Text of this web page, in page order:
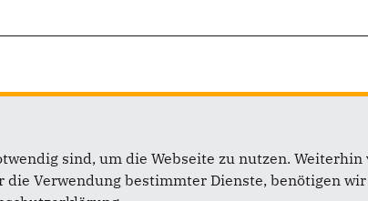
sind, um die Webseite zu nutzen.
die Verwendung bestimmter Dienste, benötigen